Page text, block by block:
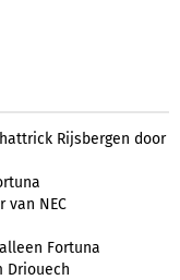
Rijsbergen door
van NEC
Fortuna
Driouech